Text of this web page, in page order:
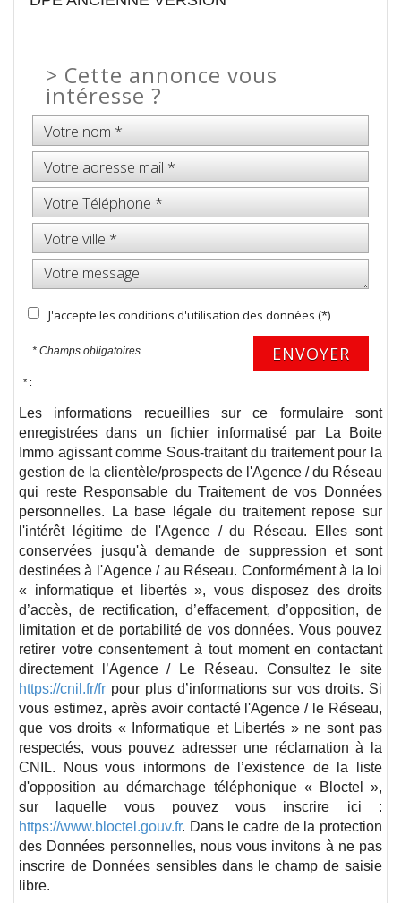
> Cette annonce vous
intéresse ?
J'accepte les conditions d'utilisation des données (*)
* Champs obligatoires ENVOYER
* :
Les informations recueillies sur ce formulaire sont
enregistrées dans un fichier informatisé par La Boite
Immo agissant comme Sous-traitant du traitement pour la
gestion de la clientèle/prospects de l'Agence / du Réseau
qui reste Responsable du Traitement de vos Données
personnelles. La base légale du traitement repose sur
l'intérêt légitime de l'Agence / du Réseau. Elles sont
conservées jusqu'à demande de suppression et sont
destinées à l'Agence / au Réseau. Conformément à la loi
« informatique et libertés », vous disposez des droits
d’accès, de rectification, d’effacement, d’opposition, de
limitation et de portabilité de vos données. Vous pouvez
retirer votre consentement à tout moment en contactant
directement l’Agence / Le Réseau. Consultez le site
https://cnil.fr/fr pour plus d’informations sur vos droits. Si
vous estimez, après avoir contacté l'Agence / le Réseau,
que vos droits « Informatique et Libertés » ne sont pas
respectés, vous pouvez adresser une réclamation à la
CNIL. Nous vous informons de l’existence de la liste
d'opposition au démarchage téléphonique « Bloctel »,
sur laquelle vous pouvez vous inscrire ici :
https://www.bloctel.gouv.fr. Dans le cadre de la protection
des Données personnelles, nous vous invitons à ne pas
inscrire de Données sensibles dans le champ de saisie
libre.